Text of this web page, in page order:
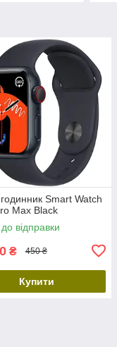
Smart Watch
Max Black
відправки
₴ 450 ₴
Купити